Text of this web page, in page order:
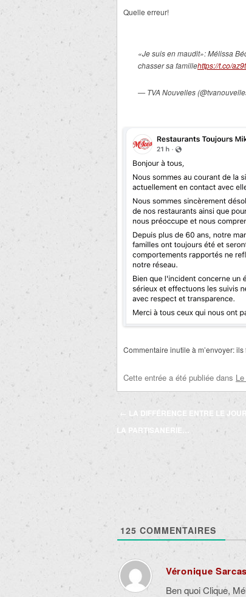
Quelle erreur!
«Je suis en maudit»: Mélissa
chasser sa famillehttps://t.co/
— TVA Nouvelles
Commentaire inutile à m’envoyer:
Cette entrée a été publiée dans
Navigation
des
← LA DIFFÉRENCE ENTRE LE
LA PARTISANERIE…
125 COMMENTAIRES
Véronique
Ben quoi Clique,